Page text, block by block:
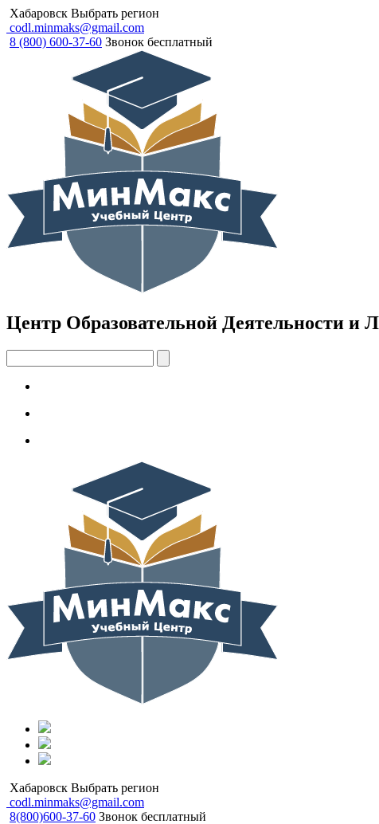
Хабаровск Выбрать регион
codl.minmaks@gmail.com
8 (800) 600-37-60 Звонок бесплатный
Центр Образовательной Деятельности
Хабаровск Выбрать регион
codl.minmaks@gmail.com
8(800)600-37-60 Звонок бесплатный